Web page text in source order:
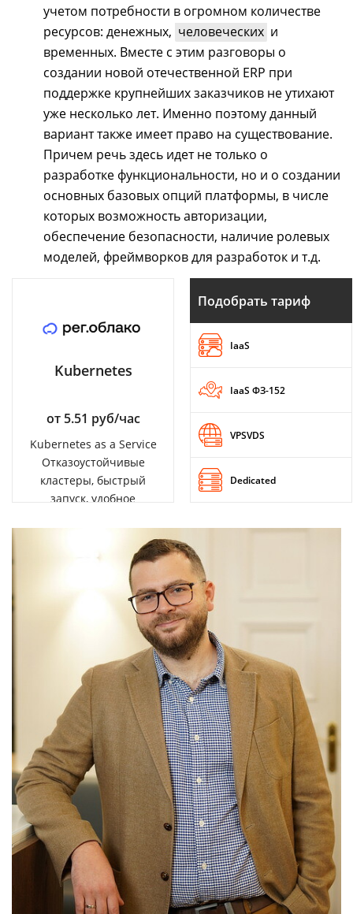
учетом потребности в огромном количестве
ресурсов: денежных, человеческих и
временных. Вместе с этим разговоры о
создании новой отечественной ERP при
поддержке крупнейших заказчиков не утихают
уже несколько лет. Именно поэтому данный
вариант также имеет право на существование.
Причем речь здесь идет не только о
разработке функциональности, но и о создании
основных базовых опций платформы, в числе
которых возможность авторизации,
обеспечение безопасности, наличие ролевых
моделей, фреймворков для разработок и т.д.
Kubernetes
от 5.51 руб/час
Kubernetes as a Service
Отказоустойчивые
кластеры, быстрый
запуск, удобное
Подобрать тариф
IaaS
IaaS ФЗ-152
VPSVDS
Dedicated